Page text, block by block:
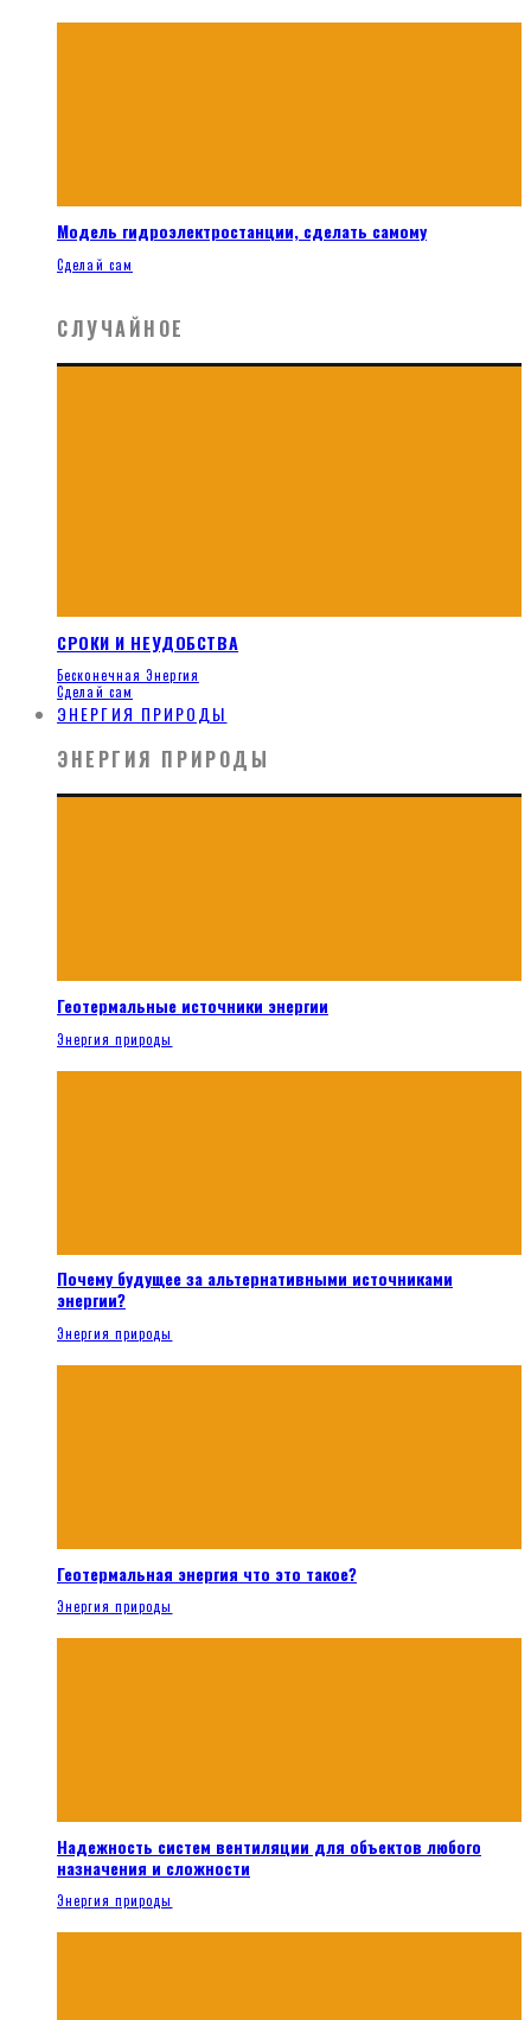
Модель гидроэлектростанции, сделать самому
Сделай сам
СЛУЧАЙНОЕ
СРОКИ И НЕУДОБСТВА
Бесконечная Энергия
Сделай сам
ЭНЕРГИЯ ПРИРОДЫ
ЭНЕРГИЯ ПРИРОДЫ
Геотермальные источники энергии
Энергия природы
Почему будущее за альтернативными источниками
энергии?
Энергия природы
Геотермальная энергия что это такое?
Энергия природы
Надежность систем вентиляции для объектов любого
назначения и сложности
Энергия природы